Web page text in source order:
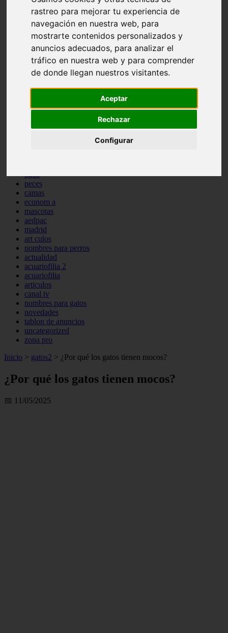
rastreo para mejorar tu experiencia de
navegación en nuestra web, para
mostrarte contenidos personalizados y
anuncios adecuados, para analizar el
tráfico en nuestra web y para comprender
de donde llegan nuestros visitantes.
Aceptar
Rechazar
Configurar
comportamiento
protagonistas
reptiles
abandono
adopci n
ferias
higiene
snacks
iberzoo propet
estanques
conejos
agua
peces
camas
econom a
mascotas
aedpac
madrid
art culos
nombres para perros
actualidad
acuariofilia 2
acuariofilia
articulos
canal tv
nombres para gatos
novedades
tablon de anuncios
uncategorized
zona pro
Inicio > gatos2 > ¿Por qué los gatos tienen mocos?
¿Por qué los gatos tienen mocos?
📅 11/05/2025